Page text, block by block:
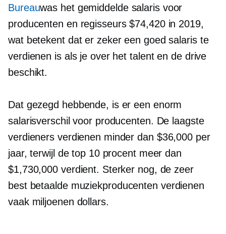
Bureauwas het gemiddelde salaris voor
producenten en regisseurs $74,420 in 2019,
wat betekent dat er zeker een goed salaris te
verdienen is als je over het talent en de drive
beschikt.
Dat gezegd hebbende, is er een enorm
salarisverschil voor producenten. De laagste
verdieners verdienen minder dan $36,000 per
jaar, terwijl de top 10 procent meer dan
$1,730,000 verdient. Sterker nog, de zeer
best betaaldemuziekproducenten verdienen
vaak miljoenen dollars.